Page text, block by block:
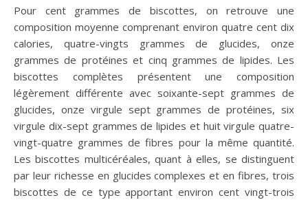
Pour cent grammes de biscottes, on retrouve une
composition moyenne comprenant environ quatre cent dix
calories, quatre-vingts grammes de glucides, onze
grammes de protéines et cinq grammes de lipides. Les
biscottes complètes présentent une composition
légèrement différente avec soixante-sept grammes de
glucides, onze virgule sept grammes de protéines, six
virgule dix-sept grammes de lipides et huit virgule quatre-
vingt-quatre grammes de fibres pour la même quantité.
Les biscottes multicéréales, quant à elles, se distinguent
par leur richesse en glucides complexes et en fibres, trois
biscottes de ce type apportant environ cent vingt-trois